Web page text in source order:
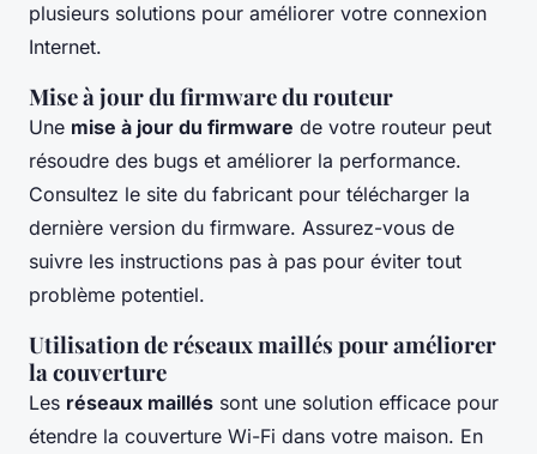
plusieurs solutions pour améliorer votre connexion
Internet.
Mise à jour du firmware du routeur
Une mise à jour du firmware de votre routeur peut
résoudre des bugs et améliorer la performance.
Consultez le site du fabricant pour télécharger la
dernière version du firmware. Assurez-vous de
suivre les instructions pas à pas pour éviter tout
problème potentiel.
Utilisation de réseaux maillés pour améliorer
la couverture
Les réseaux maillés sont une solution efficace pour
étendre la couverture Wi-Fi dans votre maison. En